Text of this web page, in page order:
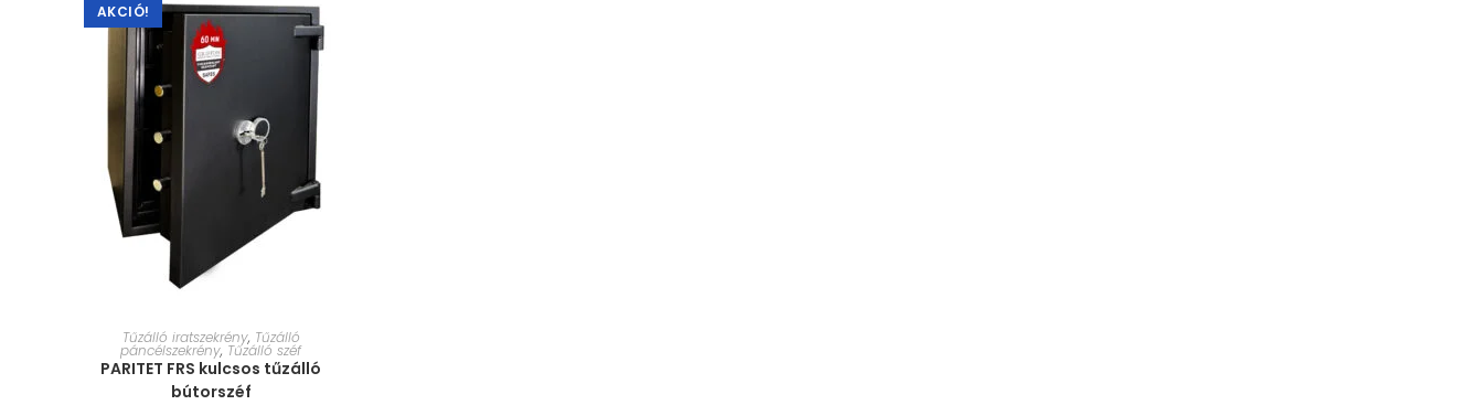
AKCIÓ!
MÉRET VÁLASZTÁSA
Tűzálló iratszekrény, Tűzálló
páncélszekrény, Tűzálló széf
PARITET FRS kulcsos tűzálló
bútorszéf